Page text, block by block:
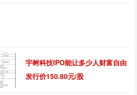
宇树科技IPO能让多少人财富自由
发行价150.80元/股